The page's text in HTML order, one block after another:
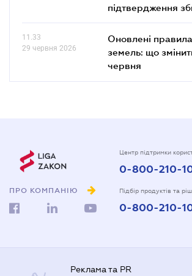
підтвердження
11.33
29 червня 2026
Оновлені
земель: що
червня
ПРО КОМПАНІЮ
Центр підтримки
0-800-210-
Підбір продуктів та
0-800-210-
Реклама та PR